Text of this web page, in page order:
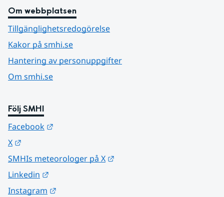
Om webbplatsen
Tillgänglighetsredogörelse
Kakor på smhi.se
Hantering av personuppgifter
Om smhi.se
Följ SMHI
Facebook
X
SMHIs meteorologer på X
Linkedin
Instagram